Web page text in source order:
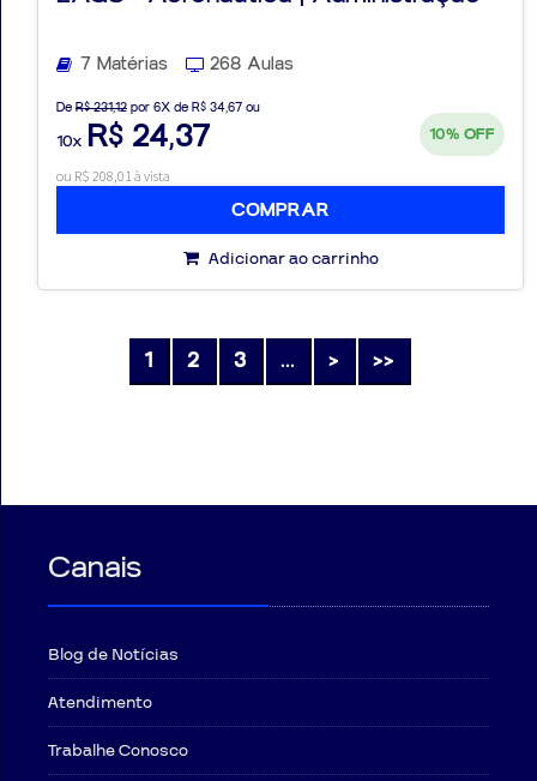
7 Matérias 268 Aulas
De R$ 231,12 por 6X de R$ 34,67 ou
10x R$ 24,37 10% OFF
ou R$ 208,01 à vista
COMPRAR
Adicionar ao carrinho
1 2 3 ... > >>
Canais
Blog de Notícias
Atendimento
Trabalhe Conosco